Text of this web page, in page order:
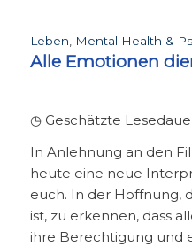
Leben Mental Health &
Alle Emotionen
◷ Geschätzte
In Anlehnung an den
heute eine neue
euch. In der Hoffnung,
ist, zu erkennen, dass
ihre Berechtigung und